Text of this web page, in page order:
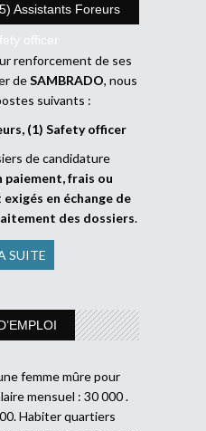
Assistants Foreurs
officer
renforcement de ses
deSAMBRADO, nous
suivants :
(1) Safety officer
de candidature
paiement, frais ou
en échange de
des dossiers.
SUITE
femme mûre pour
mensuel : 30 000 .
Habiter quartiers